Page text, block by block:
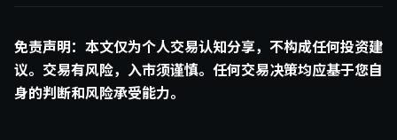
免责声明：本文仅为个人交易认知分享，不构成任何投资建
议。交易有风险，入市须谨慎。任何交易决策均应基于您自
身的判断和风险承受能力。